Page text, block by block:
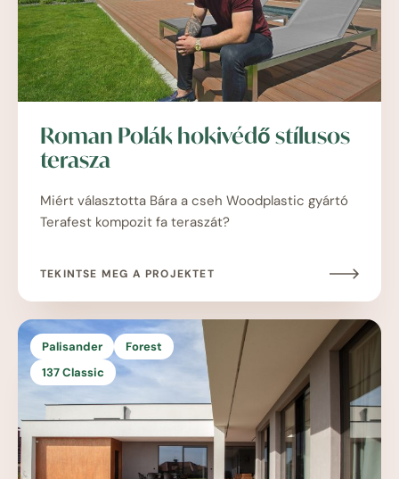
Roman Polák hokivédő stílusos
terasza
Miért választotta Bára a cseh Woodplastic gyártó
Terafest kompozit fa teraszát?
TEKINTSE MEG A PROJEKTET
Palisander
Forest
137 Classic